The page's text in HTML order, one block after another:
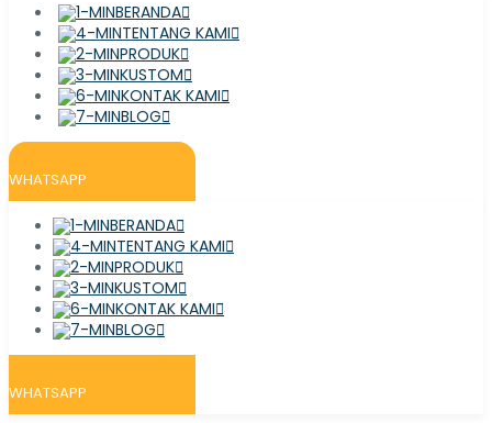
BERANDA
TENTANG KAMI
PRODUK
KUSTOM
KONTAK KAMI
BLOG
WHATSAPP
BERANDA
TENTANG KAMI
PRODUK
KUSTOM
KONTAK KAMI
BLOG
WHATSAPP